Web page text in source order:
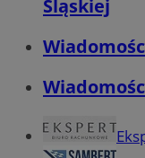
Śląskiej